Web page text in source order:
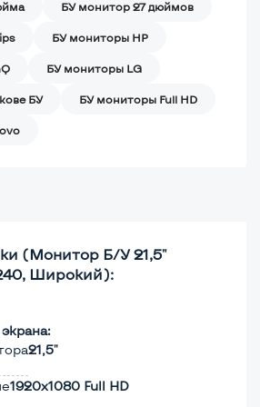
БУ монитор 27 дюймов
БУ мониторы HP
БУ мониторы LG
БУ БУ мониторы Full HD
(Монитор Б/У 21,5"
Широкий):
21,5"
1920x1080 Full HD